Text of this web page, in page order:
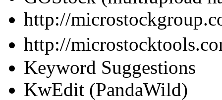
http://
http://
Keyword Suggestions
KwEdit (PandaWild)